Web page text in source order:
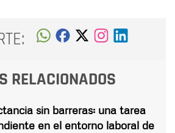
RELACIONADOS
sin barreras: una tarea
en el entorno laboral de